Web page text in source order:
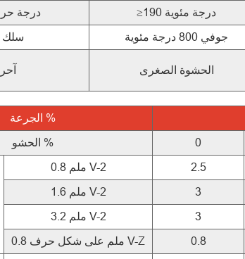
درجة ≥190 درجة مئوية
سلك جوفي 800 درجة مئوية
الحشوة الصغرى
%
الحشو % 0
0.8 ملم V-2 2.5
1.6 ملم V-2 3
3.2 ملم V-2 3
0.8 ملم على شكل حرف V-Z 0.8